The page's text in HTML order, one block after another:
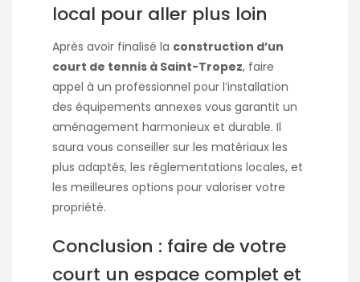
local pour aller plus loin
Après avoir finalisé la construction d’un
court de tennis à Saint-Tropez, faire
appel à un professionnel pour l’installation
des équipements annexes vous garantit un
aménagement harmonieux et durable. Il
saura vous conseiller sur les matériaux les
plus adaptés, les réglementations locales, et
les meilleures options pour valoriser votre
propriété.
Conclusion : faire de votre
court un espace complet et